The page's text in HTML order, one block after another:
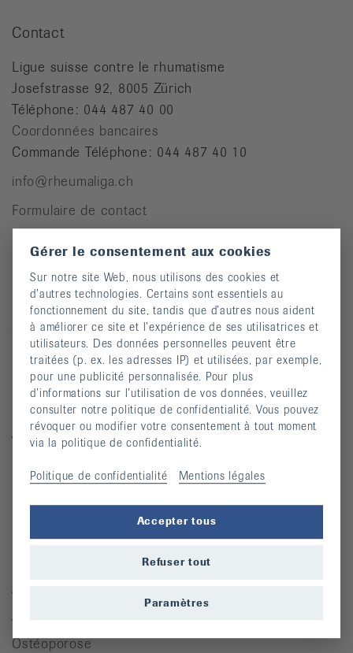
Contact
Ligue suisse contre le rhumatisme
Josefstrasse 92, 8005 Zürich
Téléphone: 044 487 40 00
Coordonnées bancaires
Commande Téléphone: 044 487 40 10
info@rheumaliga.ch
Formulaire de contact
Pour des personnes atteintes de rhumatisme
Cours
Manifestations
Prévention des chutes
Publications
Vidéos
Lettre d’information
Maladies rhumatismales
Arthrite
Arthrose
Ostéoporose
Gérer le consentement aux cookies
Sur notre site Web, nous utilisons des cookies et
d’autres technologies. Certains sont essentiels au
fonctionnement du site, tandis que d’autres nous aident
à améliorer ce site et l’expérience de ses utilisatrices et
utilisateurs. Des données personnelles peuvent être
traitées (p. ex. les adresses IP) et utilisées, par exemple,
pour une publicité personnalisée. Pour plus
d’informations sur l’utilisation de vos données, veuillez
consulter notre politique de confidentialité. Vous pouvez
révoquer ou modifier votre consentement à tout moment
via la politique de confidentialité.
Politique de confidentialité Mentions légales
Accepter tous
Refuser tout
Paramètres